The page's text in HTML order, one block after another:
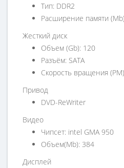
Тип: DDR2
Расширение памяти
Жесткий диск
Объем (Gb): 120
Разъём: SATA
Скорость вращения
Привод
DVD-ReWriter
Видео
Чипсет: intel GMA 950
Объем(Mb): 384
Дисплей